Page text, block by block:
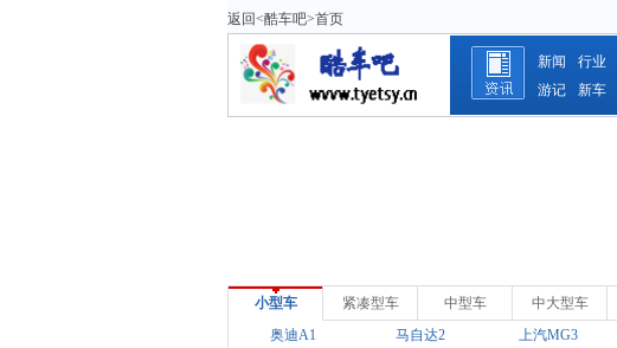
返回<酷车吧>首页
新闻 行业
游记
新车
小型车 紧凑型车 中型车 中大型车
奥迪A1
马自达2
上汽MG3